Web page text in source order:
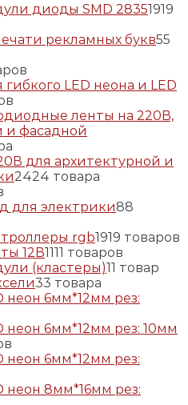
диоды SMD 28351919
рекламных букв55
LED неона и LED
ленты на 220В,
и фасадной
для архитектурной и
2424 товара
для электрики88
rgb1919 товаров
12В1111 товаров
(кластеры)11 товар
33 товара
6мм*12мм рез:
6мм*12мм рез: 10мм
6мм*12мм рез:
8мм*16мм рез: